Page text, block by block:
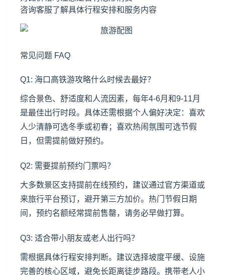
咨询客服了解具体行程安排和服务内容
常见问题 FAQ
Q1: 海口高铁游攻略什么时候去最好？
综合景色、舒适度和人流因素，每年4-6月和9-11月
是最佳出行时段。具体还需根据个人偏好决定：喜欢
人少清静可选冬季或初春；喜欢热闹氛围可选节假
日，但需提前做好预约。
Q2: 需要提前预约门票吗？
大多数景区支持提前在线预约，建议通过官方渠道或
来旅行平台预订，避开第三方加价。热门节假日期
间，预约名额经常提前售罄，请务必早做打算。
Q3: 适合带小朋友或老人出行吗？
需根据具体行程安排判断。建议选择坡度平缓、设施
完善的核心区域，避免长距离徒步路段。携带老人小